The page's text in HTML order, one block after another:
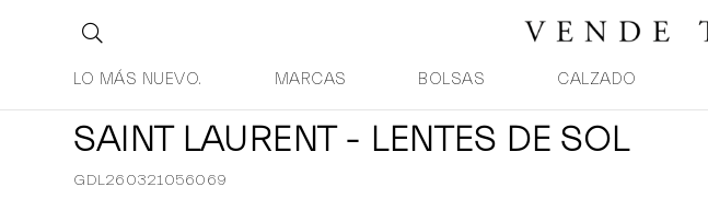
LO MÁS NUEVO. MARCAS BOLSAS CALZADO
SAINT LAURENT - LENTES DE SOL
GDL260321056069